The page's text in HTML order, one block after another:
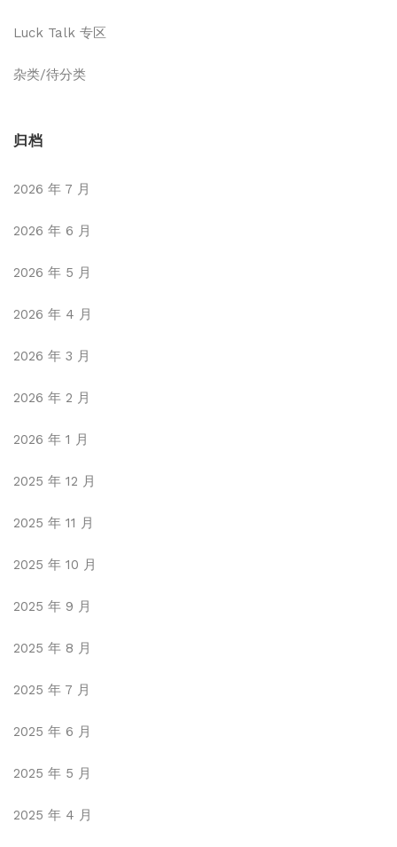
Luck Talk 专区
杂类/待分类
归档
2026 年 7 月
2026 年 6 月
2026 年 5 月
2026 年 4 月
2026 年 3 月
2026 年 2 月
2026 年 1 月
2025 年 12 月
2025 年 11 月
2025 年 10 月
2025 年 9 月
2025 年 8 月
2025 年 7 月
2025 年 6 月
2025 年 5 月
2025 年 4 月